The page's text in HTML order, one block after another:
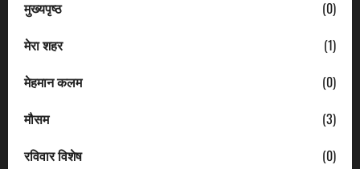
मुख्यपृष्ठ
(0)
मेरा शहर
(1)
मेहमान कलम
(0)
मौसम
(3)
रविवार विशेष
(0)